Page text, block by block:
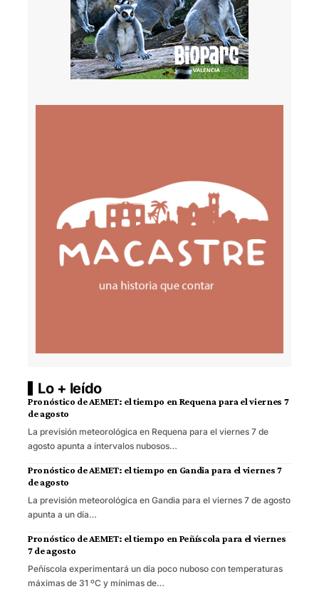
Lo + leído
Pronóstico de AEMET: el tiempo en Requena para el viernes 7
de agosto
La previsión meteorológica en Requena para el viernes 7 de
agosto apunta a intervalos nubosos…
Pronóstico de AEMET: el tiempo en Gandia para el viernes 7
de agosto
La previsión meteorológica en Gandia para el viernes 7 de agosto
apunta a un día…
Pronóstico de AEMET: el tiempo en Peñíscola para el viernes
7 de agosto
Peñíscola experimentará un día poco nuboso con temperaturas
máximas de 31 ºC y mínimas de…